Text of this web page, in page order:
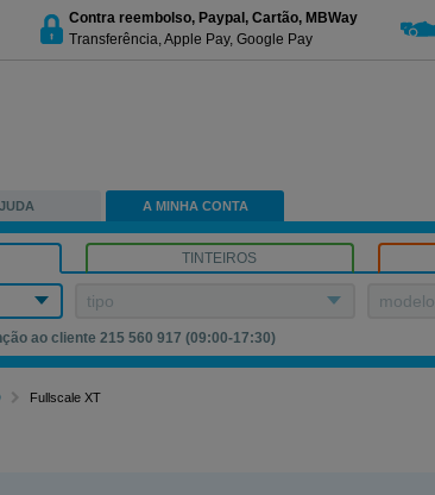
Contra reembolso, Paypal, Cartão, MBWay
Transferência, Apple Pay, Google Pay
A MINHA CONTA
TINTEIROS
tipo modelo
ao cliente 215 560 917 (09:00-17:30)
Fullscale XT